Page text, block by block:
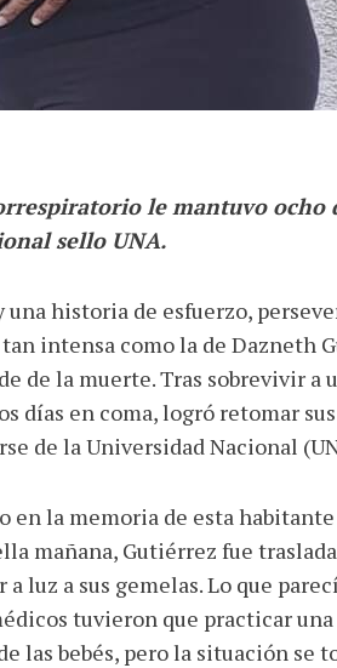
le mantuvo ocho
sello UNA.
historia de esfuerzo,
intensa como la de Dazneth
de la muerte. Tras sobrevivir a
días en coma, logró retomar
de la Universidad Nacional
en la memoria de esta habitante
mañana, Gutiérrez fue
luz a sus gemelas. Lo que
tuvieron que practicar una
las bebés, pero la situación se